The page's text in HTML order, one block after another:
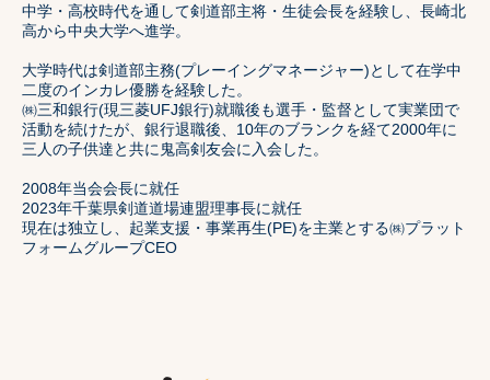
中学・高校時代を通して剣道部主将・生徒会長を経験し、長崎北
高から中央大学へ進学。
大学時代は剣道部主務(プレーイングマネージャー)として在学中
二度のインカレ優勝を経験した。
㈱三和銀行(現三菱UFJ銀行)就職後も選手・監督として実業団で
活動を続けたが、銀行退職後、10年のブランクを経て2000年に
三人の子供達と共に鬼高剣友会に入会した。
2008年当会会長に就任
2023年千葉県剣道道場連盟理事長に就任
現在は独立し、起業支援・事業再生(PE)を主業とする㈱プラット
フォームグループCEO